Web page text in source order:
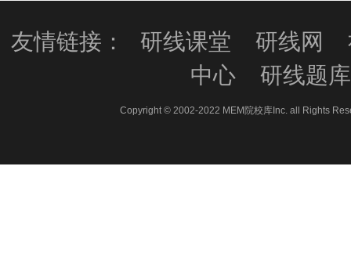
友情链接： 研线课堂 研线网
中心
研线题库
Copyright © 2002-2022 MEM院校库Inc. all Rights